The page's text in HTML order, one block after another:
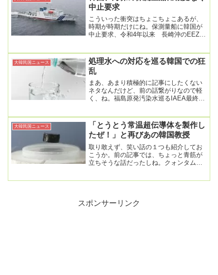
中止要求
こういった衝突はちょこちょこあるが、
時期が時期だけにね。保測量船に韓国が
中止要求、令和4年以来 長崎沖のEEZ内
大韓民国ニュース
処理水への対応を巡る韓国での狂
乱
まあ、あまり積極的に記事にしたくない
ネタなんだけど、前の話繋がりなので軽
く、ね。福島原発汚染水巡るIAEA最終報
大韓民国ニュース
「とうとう常温超伝導体を製作し
たぜ！」と再びあの韓国教授
取り敢えず、笑い話の１つも紹介してお
こうか。前の記事では、ちょっと青筋が
立ちそうな話だったしね。クォンタムポ
スポンサーリンク